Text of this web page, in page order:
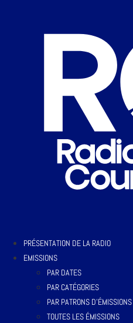
PRÉSENTATION DE LA RADIO
EMISSIONS
PAR DATES
PAR CATÉGORIES
PAR PATRONS D’ÉMISSIONS
TOUTES LES ÉMISSIONS